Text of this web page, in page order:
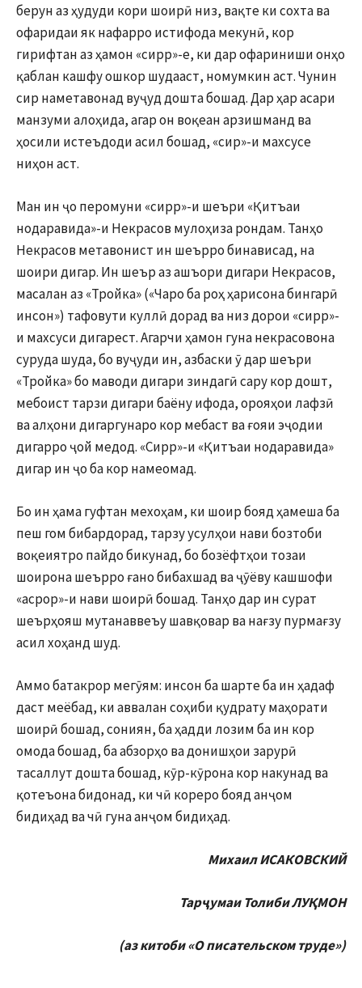
берун аз ҳудуди кори шоирӣ низ, вақте ки сохта ва
офаридаи як нафарро истифода мекунӣ, кор
гирифтан аз ҳамон «сирр»-е, ки дар офариниши онҳо
қаблан кашфу ошкор шудааст, номумкин аст. Чунин
сир наметавонад вуҷуд дошта бошад. Дар ҳар асари
манзуми алоҳида, агар он воқеан арзишманд ва
ҳосили истеъдоди асил бошад, «сир»-и махсусе
ниҳон аст.
Ман ин ҷо перомуни «сирр»-и шеъри «Қитъаи
нодаравида»-и Некрасов мулоҳиза рондам. Танҳо
Некрасов метавонист ин шеърро бинависад, на
шоири дигар. Ин шеър аз ашъори дигари Некрасов,
масалан аз «Тройка» («Чаро ба роҳ ҳарисона бингарӣ
инсон») тафовути куллӣ дорад ва низ дорои «сирр»-
и махсуси дигарест. Агарчи ҳамон гуна некрасовона
суруда шуда, бо вуҷуди ин, азбаски ӯ дар шеъри
«Тройка» бо маводи дигари зиндагӣ сару кор дошт,
мебоист тарзи дигари баёну ифода, орояҳои лафзӣ
ва алҳони дигаргунаро кор мебаст ва ғояи эҷодии
дигарро ҷой медод. «Сирр»-и «Қитъаи нодаравида»
дигар ин ҷо ба кор намеомад.
Бо ин ҳама гуфтан мехоҳам, ки шоир бояд ҳамеша ба
пеш гом бибардорад, тарзу усулҳои нави бозтоби
воқеиятро пайдо бикунад, бо бозёфтҳои тозаи
шоирона шеърро ғано бибахшад ва ҷӯёву кашшофи
«асрор»-и нави шоирӣ бошад. Танҳо дар ин сурат
шеърҳояш мутанаввеъу шавқовар ва нағзу пурмағзу
асил хоҳанд шуд.
Аммо батакрор мегӯям: инсон ба шарте ба ин ҳадаф
даст меёбад, ки аввалан соҳиби қудрату маҳорати
шоирӣ бошад, сониян, ба ҳадди лозим ба ин кор
омода бошад, ба абзорҳо ва донишҳои зарурӣ
тасаллут дошта бошад, кӯр-кӯрона кор накунад ва
қотеъона бидонад, ки чӣ кореро бояд анҷом
бидиҳад ва чӣ гуна анҷом бидиҳад.
Михаил ИСАКОВСКИЙ
Тарҷумаи Толиби ЛУҚМОН
(аз китоби «О писательском труде»)